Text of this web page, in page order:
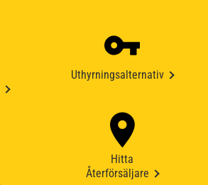
Uthyrningsalternativ
Hitta
Återförsäljare